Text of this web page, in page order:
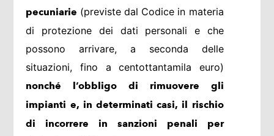
pecuniarie (previste dal Codice in materia
di protezione dei dati personali e che
possono arrivare, a seconda delle
situazioni, fino a centottantamila euro)
nonché l’obbligo di rimuovere gli
impianti e, in determinati casi, il rischio
di incorrere in sanzioni penali per